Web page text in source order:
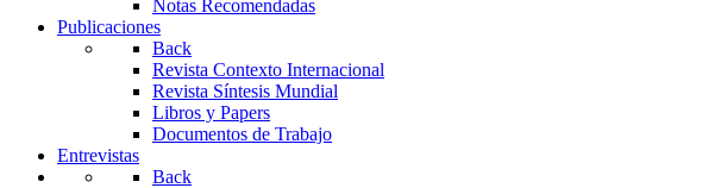
Notas Recomendadas
Publicaciones
Back
Revista Contexto Internacional
Revista Síntesis Mundial
Libros y Papers
Documentos de Trabajo
Entrevistas
Back